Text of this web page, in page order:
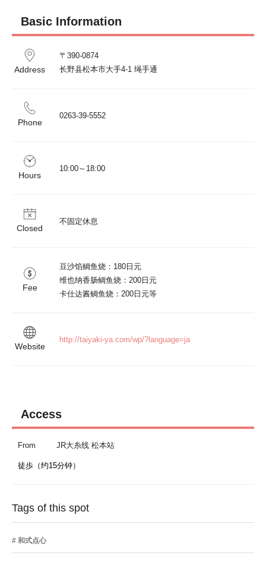
Basic Information
Address
〒390-0874
长野县松本市大手4-1 绳手通
Phone
0263-39-5552
Hours
10:00～18:00
Closed
不固定休息
Fee
豆沙馅鲷鱼烧：180日元
维也纳香肠鲷鱼烧：200日元
卡仕达酱鲷鱼烧：200日元等
Website
http://taiyaki-ya.com/wp/?language=ja
Access
From JR大糸线 松本站
徒歩（约15分钟）
Tags of this spot
和式点心